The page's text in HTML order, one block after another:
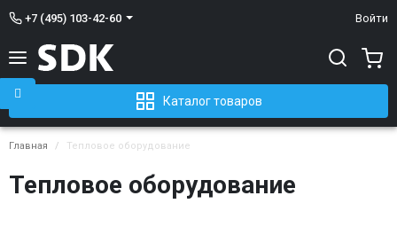
+7 (495) 103-42-60 Войти
Каталог товаров
Главная Тепловое оборудование
Тепловое оборудование